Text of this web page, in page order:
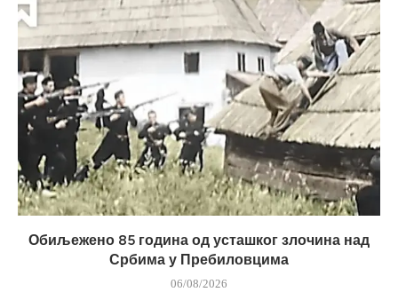
Обиљежено 85 година од усташког злочина над
Србима у Пребиловцима
06/08/2026